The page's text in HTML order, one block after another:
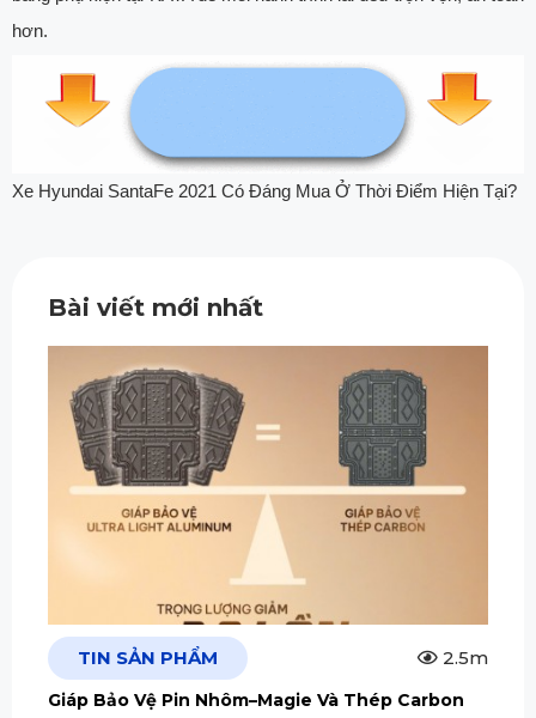
hơn.
Xe Hyundai SantaFe 2021 Có Đáng Mua Ở Thời Điểm Hiện Tại?
Bài viết mới nhất
TIN SẢN PHẨM 2.5m
Giáp Bảo Vệ Pin Nhôm–Magie Và Thép Carbon